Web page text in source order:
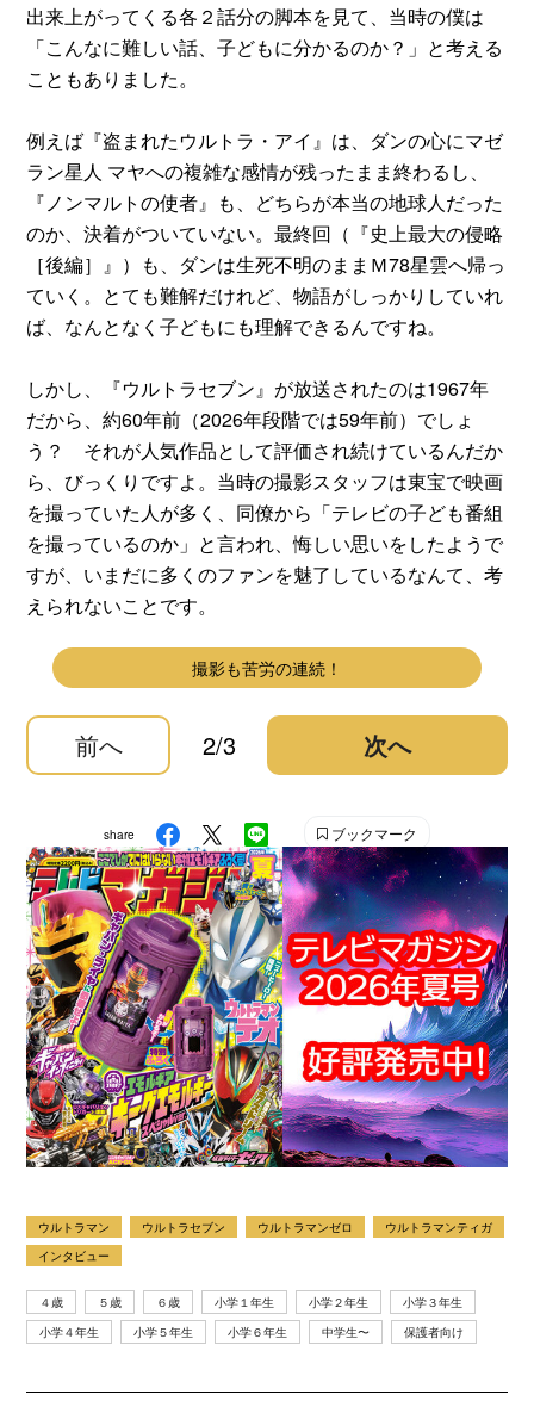
出来上がってくる各２話分の脚本を見て、当時の僕は
「こんなに難しい話、子どもに分かるのか？」と考える
こともありました。
例えば『盗まれたウルトラ・アイ』は、ダンの心にマゼ
ラン星人 マヤへの複雑な感情が残ったまま終わるし、
『ノンマルトの使者』も、どちらが本当の地球人だった
のか、決着がついていない。最終回（『史上最大の侵略
［後編］』）も、ダンは生死不明のままＭ78星雲へ帰っ
ていく。とても難解だけれど、物語がしっかりしていれ
ば、なんとなく子どもにも理解できるんですね。
しかし、『ウルトラセブン』が放送されたのは1967年
だから、約60年前（2026年段階では59年前）でしょ
う？ それが人気作品として評価され続けているんだか
ら、びっくりですよ。当時の撮影スタッフは東宝で映画
を撮っていた人が多く、同僚から「テレビの子ども番組
を撮っているのか」と言われ、悔しい思いをしたようで
すが、いまだに多くのファンを魅了しているなんて、考
えられないことです。
撮影も苦労の連続！
前へ 2/3 次へ
share ブックマーク
ウルトラマン ウルトラセブン ウルトラマンゼロ
ウルトラマンティガ
インタビュー
４歳 ５歳 ６歳 小学１年生 小学２年生
小学３年生
小学４年生
小学５年生 小学６年生 中学生〜 保護者向け